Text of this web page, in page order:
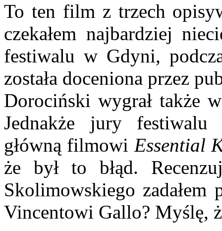
To ten film z trzech
czekałem najbardziej
festiwalu w Gdyni,
została doceniona przez
Dorociński wygrał także
Jednakże jury festiwalu
główną filmowi Essential
że był to błąd.
Skolimowskiego
Vincentowi Gallo? Myślę,